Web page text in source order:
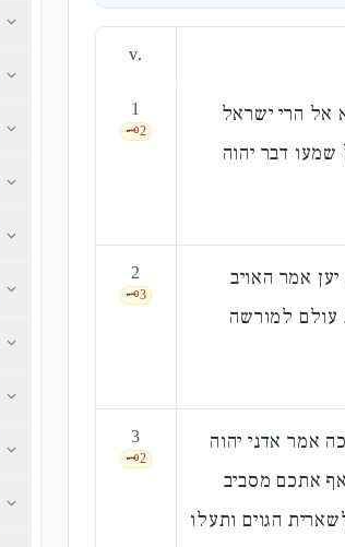
v.
1
🗝️2
אל הרי ישראל
דבר יהוה
2
🗝️3
אמר האויב
עולם למורשה
3
🗝️2
אמר אדני יהוה
אתכם מסביב
הגוים ותעלו